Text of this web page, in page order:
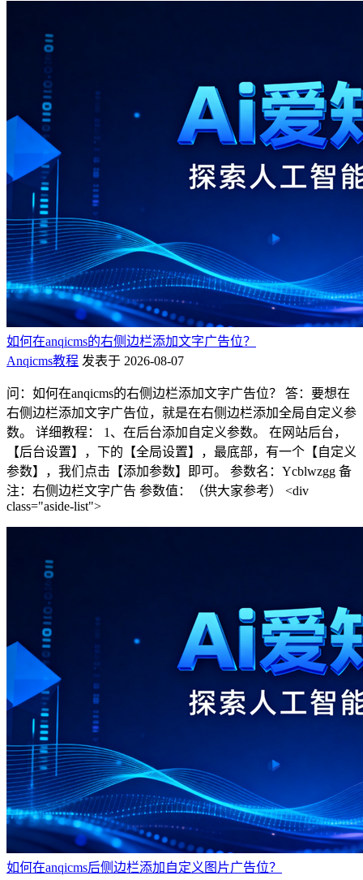
如何在anqicms的右侧边栏添加文字广告位？
Anqicms教程 发表于 2026-08-07
问：如何在anqicms的右侧边栏添加文字广告位？ 答：要想在
右侧边栏添加文字广告位，就是在右侧边栏添加全局自定义参
数。 详细教程： 1、在后台添加自定义参数。 在网站后台，
【后台设置】，下的【全局设置】，最底部，有一个【自定义
参数】，我们点击【添加参数】即可。 参数名：Ycblwzgg 备
注：右侧边栏文字广告 参数值：（供大家参考） <div
class="aside-list">
如何在anqicms后侧边栏添加自定义图片广告位？